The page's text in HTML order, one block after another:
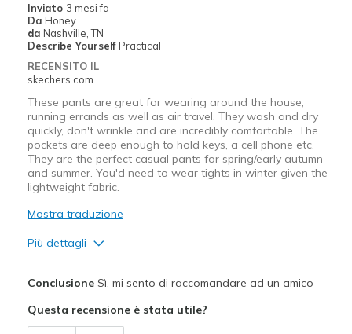
Going Out
Travel
Width
Sizing
Feels true to size
Inviato 3 mesi fa
Da Honey
da Nashville, TN
Describe Yourself Practical
RECENSITO IL
skechers.com
These pants are great for wearing around the house,
running errands as well as air travel. They wash and dry
quickly, don't wrinkle and are incredibly comfortable. The
pockets are deep enough to hold keys, a cell phone etc.
They are the perfect casual pants for spring/early autumn
and summer. You'd need to wear tights in winter given the
lightweight fabric.
Mostra traduzione
Più dettagli
Comfortable
ConclusioneSì, mi sento di raccomandare ad un amico
Questa recensione è stata utile?